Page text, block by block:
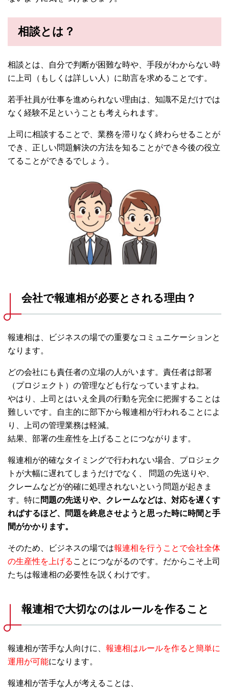
相談とは？
相談とは、自分で判断が困難な時や、手段がわからない時
に上司（もしくは詳しい人）に助言を求めることです。
若手社員が仕事を進められない理由は、知識不足だけでは
なく経験不足ということも考えられます。
上司に相談することで、業務を滞りなく終わらせることが
でき、正しい問題解決の方法を知ることができ今後の役立
てることができるでしょう。
会社で報連相が必要とされる理由？
報連相は、ビジネスの場での重要なコミュニケーションと
なります。
どの会社にも責任者の立場の人がいます。責任者は部署
（プロジェクト）の管理なども行なっていますよね。
やはり、上司とはいえ全員の行動を完全に把握することは
難しいです。自主的に部下から報連相が行われることによ
り、上司の管理業務は軽減。
結果、部署の生産性を上げることにつながります。
報連相が的確なタイミングで行われない場合、プロジェク
トが大幅に遅れてしまうだけでなく、 問題の先送りや、
クレームなどが的確に処理されないという問題が起きま
す。特に 問題の先送りや、クレームなどは、対応を遅くす
ればするほど、問題を終息させようと思った時に時間と手
間がかかります。
そのため、ビジネスの場では報連相を行うことで会社全体
の生産性を上げる ことにつながるのです。だからこそ上司
たちは報連相の必要性を説くわけです。
報連相で大切なのはルールを作ること
報連相が苦手な人向けに、 報連相はルールを作ると簡単に
運用が可能になります。
報連相が苦手な人が考えることは、